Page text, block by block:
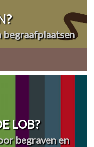
begraafplaatsen
LOB?
begraven en